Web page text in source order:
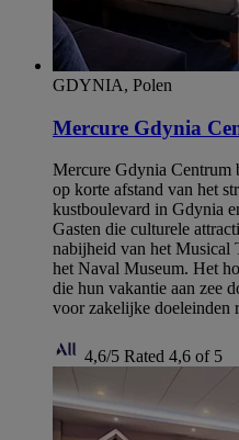
GDYNIA, Polen
Mercure Gdynia
Mercure Gdynia Centrum
op korte afstand van het
kustboulevard in Gdynia
Gasten die culturele
nabijheid van het Musical
het Naval Museum. Het
die hun vakantie aan zee
voor zakelijke doeleinden
4,6/5 Rated 4,6 of 5